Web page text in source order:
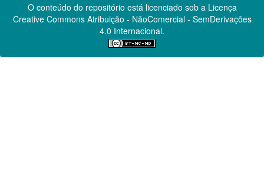
O conteúdo do repositório está licenciado sob a Licença
Creative CommonsAtribuição - NãoComercial - SemDerivações
4.0 Internacional.